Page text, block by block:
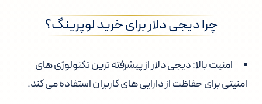
چرا دیجی دلار برای خرید لوپرینگ؟
امنیت بالا:دیجی دلار از پیشرفته ترین تکنولوژی های
امنیتی برای حفاظت از دارایی های کاربران استفاده می کند.